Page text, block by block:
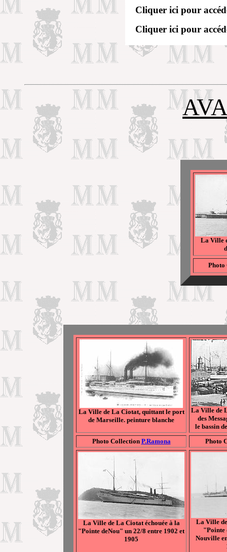
Cliquer ici pour
Cliquer ici pour
La Ville
Photo
La Ville de La Ciotat, quittant le port
de Marseille. peinture blanche
La Ville de
des
le bassin
Photo Collection P.Ramona Photo
La Ville de La Ciotat échouée à la
"Pointe deNou" un 22/8 entre 1902 et
1905
La Ville
"Pointe
Nouville